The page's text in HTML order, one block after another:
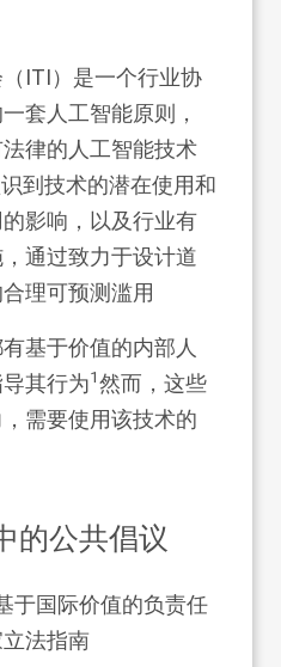
ITI）是一个行业协
套人工智能原则，
律的人工智能技术
到技术的潜在使用和
影响，以及行业有
通过致力于设计道
理可预测滥用
基于价值的内部人
其行为1然而，这些
需要使用该技术的
的公共倡议
于国际价值的负责任
法指南